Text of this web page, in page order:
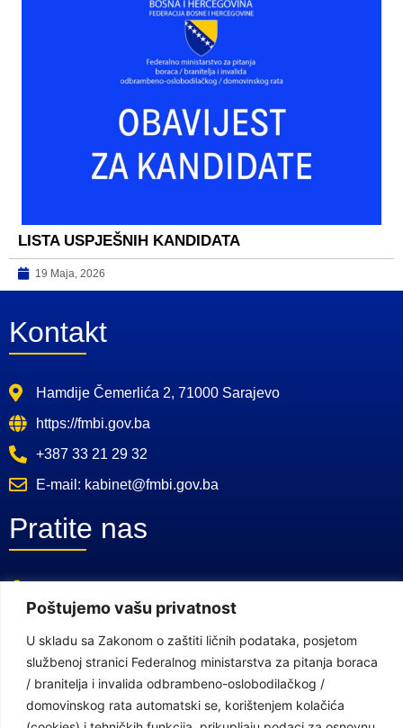
Poštujemo vašu privatnost
U skladu sa Zakonom o zaštiti ličnih podataka, posjetom
službenoj stranici Federalnog ministarstva za pitanja boraca
/ branitelja i invalida odbrambeno-oslobodilačkog /
domovinskog rata automatski se, korištenjem kolačića
LISTA USPJEŠNIH KANDIDATA
19 Maja, 2026
Kontakt
Hamdije Čemerlića 2, 71000 Sarajevo
https://fmbi.gov.ba
+387 33 21 29 32
E-mail: kabinet@fmbi.gov.ba
Pratite nas
Youtube Kanal
Linkovi
Vlada Federacije Bosne i Hercegovine